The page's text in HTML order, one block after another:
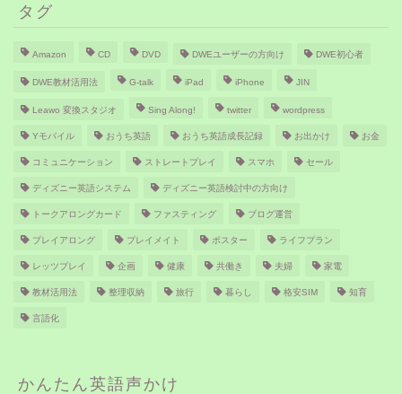
タグ
Amazon CD DVD DWEユーザーの方向け DWE初心者
DWE教材活用法 G-talk iPad iPhone JIN
Leawo 変換スタジオ Sing Along! twitter wordpress
Yモバイル おうち英語 おうち英語成長記録 お出かけ お金
コミュニケーション ストレートプレイ スマホ セール
ディズニー英語システム ディズニー英語検討中の方向け
トークアロングカード ファスティング ブログ運営
プレイアロング プレイメイト ポスター ライフプラン
レッツプレイ 企画 健康 共働き 夫婦 家電
教材活用法 整理収納 旅行 暮らし 格安SIM 知育
言語化
かんたん英語声かけ